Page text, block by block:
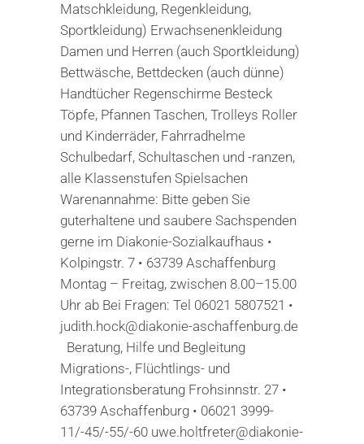
Matschkleidung, Regenkleidung,
Sportkleidung) Erwachsenenkleidung
Damen und Herren (auch Sportkleidung)
Bettwäsche, Bettdecken (auch dünne)
Handtücher Regenschirme Besteck
Töpfe, Pfannen Taschen, Trolleys Roller
und Kinderräder, Fahrradhelme
Schulbedarf, Schultaschen und -ranzen,
alle Klassenstufen Spielsachen
Warenannahme: Bitte geben Sie
guterhaltene und saubere Sachspenden
gerne im Diakonie-Sozialkaufhaus •
Kolpingstr. 7 • 63739 Aschaffenburg
Montag – Freitag, zwischen 8.00–15.00
Uhr ab Bei Fragen: Tel 06021 5807521 •
judith.hock@diakonie-aschaffenburg.de
Beratung, Hilfe und Begleitung
Migrations-, Flüchtlings- und
Integrationsberatung Frohsinnstr. 27 •
63739 Aschaffenburg • 06021 3999-
11/-45/-55/-60 uwe.holtfreter@diakonie-